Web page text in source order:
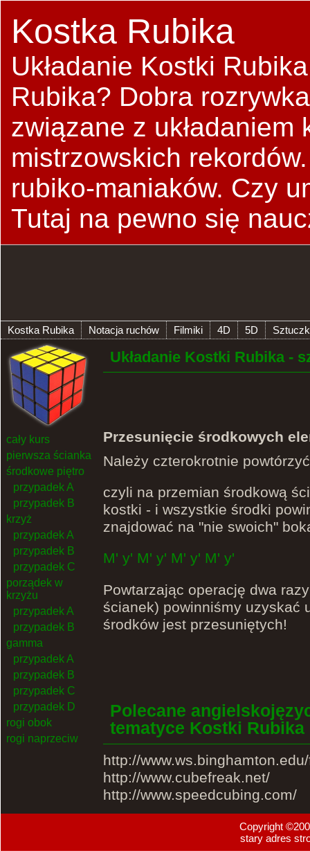
Kostka Rubika
Układanie Kostki
Rubika? Dobra
związane z
mistrzowskich
rubiko-maniaków. Czy
Tutaj na pewno się
Kostka Rubika Notacja ruchów Filmiki 4D 5D
cały kurs
pierwsza ścianka
środkowe piętro
przypadek A
przypadek B
krzyż
przypadek A
przypadek B
przypadek C
porządek w
krzyżu
przypadek A
przypadek B
gamma
przypadek A
przypadek B
przypadek C
przypadek D
rogi obok
rogi naprzeciw
Układanie Kostki Rubika -
Przesunięcie środkowych
Należy czterokrotnie
czyli na przemian środkową
kostki - i wszystkie środki
znajdować na "nie swoich"
M' y' M' y' M' y' M' y'
Powtarzając operację dwa
ścianek) powinniśmy uzyskać
środków jest przesuniętych!
Polecane
tematyce Kostki Rubika
http://
http://www.cubefreak.net/
http://www.speedcubing.com/
Copyright
stary adres